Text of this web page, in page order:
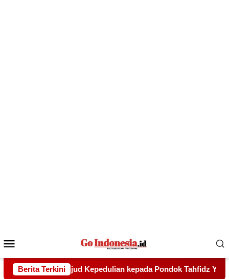
Mobile
Berita Terkini
Pondok Tahfidz Yatim dan Dhuafa Al-Aqsho Batam